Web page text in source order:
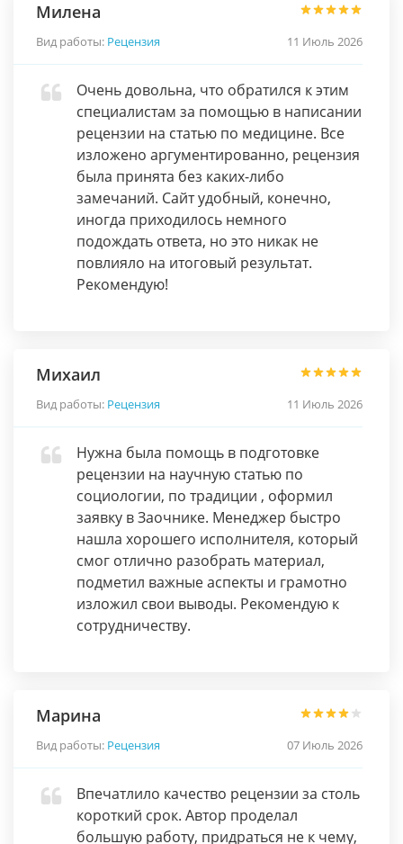
Милена
Вид работы: Рецензия 11 Июль 2026
Очень довольна, что обратился к этим
специалистам за помощью в написании
рецензии на статью по медицине. Все
изложено аргументированно, рецензия
была принята без каких-либо
замечаний. Сайт удобный, конечно,
иногда приходилось немного
подождать ответа, но это никак не
повлияло на итоговый результат.
Рекомендую!
Михаил
Вид работы: Рецензия 11 Июль 2026
Нужна была помощь в подготовке
рецензии на научную статью по
социологии, по традиции , оформил
заявку в Заочнике. Менеджер быстро
нашла хорошего исполнителя, который
смог отлично разобрать материал,
подметил важные аспекты и грамотно
изложил свои выводы. Рекомендую к
сотрудничеству.
Марина
Вид работы: Рецензия 07 Июль 2026
Впечатлило качество рецензии за столь
короткий срок. Автор проделал
большую работу, придраться не к чему,